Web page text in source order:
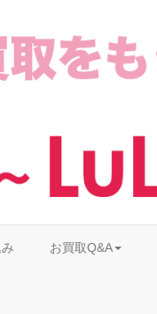
お買取Q&A